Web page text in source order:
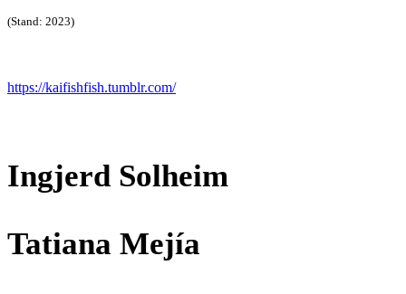
(Stand: 2023)
https://kaifishfish.tumblr.com/
Ingjerd Solheim
Tatiana Mejía